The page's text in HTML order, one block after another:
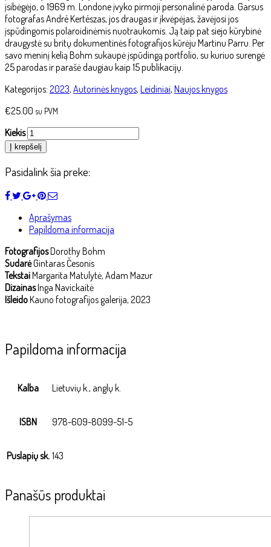
įsibėgėjo, o 1969 m. Londone įvyko pirmoji personalinė paroda. Garsus
fotografas André Kertészas, jos draugas ir įkvėpėjas, žavėjosi jos
įspūdingomis polaroidinėmis nuotraukomis. Ją taip pat siejo kūrybinė
draugystė su britų dokumentinės fotografijos kūrėju Martinu Parru. Per
savo meninį kelią Bohm sukaupė įspūdingą portfolio, su kuriuo surengė
25 parodas ir parašė daugiau kaip 15 publikacijų.
Kategorijos: 2023, Autorinės knygos, Leidiniai, Naujos knygos
€25.00 su PVM
Kiekis
Į krepšelį
Pasidalink šia preke:
Aprašymas
Papildoma informacija
FotografijosDorothy Bohm
SudarėGintaras Česonis
TekstaiMargarita Matulytė, Adam Mazur
DizainasInga Navickaitė
IšleidoKauno fotografijos galerija, 2023
Papildoma informacija
Kalba Lietuvių k., anglų k.
ISBN 978-609-8099-51-5
Puslapių sk. 143
Panašūs produktai